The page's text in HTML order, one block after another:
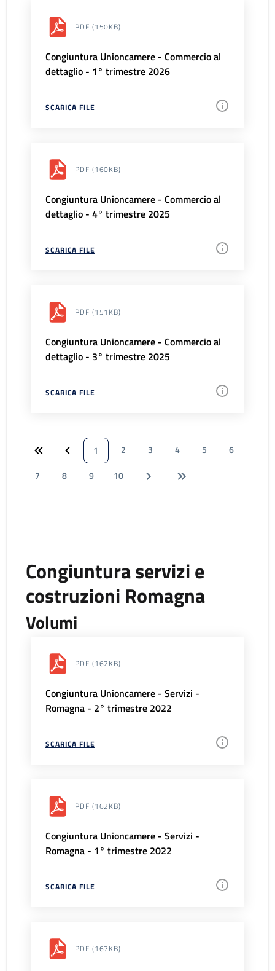
PDF (150KB)
Congiuntura Unioncamere - Commercio al
dettaglio - 1° trimestre 2026
SCARICA FILE
PDF (160KB)
Congiuntura Unioncamere - Commercio al
dettaglio - 4° trimestre 2025
SCARICA FILE
PDF (151KB)
Congiuntura Unioncamere - Commercio al
dettaglio - 3° trimestre 2025
SCARICA FILE
1 2 3 4 5
6
7
8 9 10
Congiuntura servizi e
costruzioni Romagna
Volumi
PDF (162KB)
Congiuntura Unioncamere - Servizi -
Romagna - 2° trimestre 2022
SCARICA FILE
PDF (162KB)
Congiuntura Unioncamere - Servizi -
Romagna - 1° trimestre 2022
SCARICA FILE
PDF (167KB)